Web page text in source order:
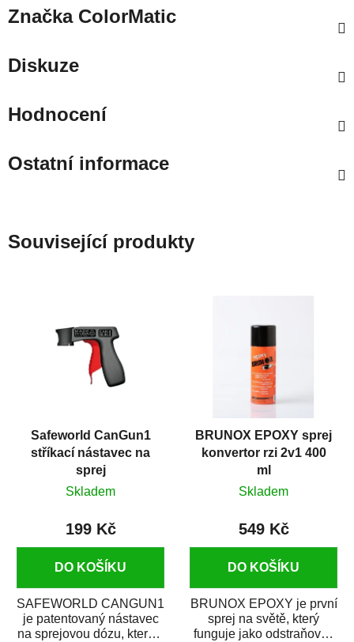
ZnačkaColorMatic
Diskuze
Hodnocení
Ostatní informace
Související produkty
Safeworld CanGun1
stříkací nástavec na
sprej
Skladem
199 Kč
DO KOŠÍKU
SAFEWORLD CANGUN1
je patentovaný nástavec
na sprejovou dózu, který ji
BRUNOX EPOXY sprej
konvertor rzi 2v1 400
ml
Skladem
549 Kč
DO KOŠÍKU
BRUNOX EPOXY je první
sprej na světě, který
funguje jako odstraňovač